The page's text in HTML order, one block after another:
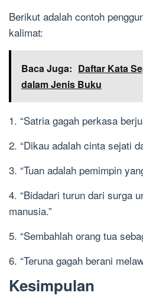
Berikut adalah contoh
kalimat:
Baca Juga: Daftar Kata
dalam Jenis Buku
1. “Satria gagah perkasa
2. “Dikau adalah cinta sejati
3. “Tuan adalah pemimpin
4. “Bidadari turun dari surga
manusia.”
5. “Sembahlah orang tua
6. “Teruna gagah berani
Kesimpulan